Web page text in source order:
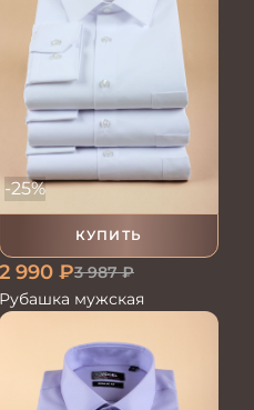
КУПИТЬ
-25%
2 990 ₽3 987₽
Рубашка мужская